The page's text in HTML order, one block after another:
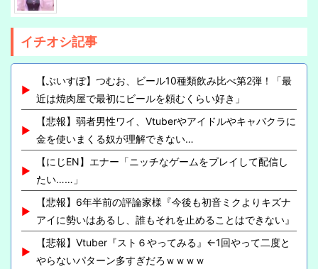
イチオシ記事
【ぶいすぽ】つむお、ビール10種類飲み比べ第2弾！「最
近は焼肉屋で最初にビールを頼むくらい好き」
【悲報】弱者男性ワイ、Vtuberやアイドルやキャバクラに
金を使いまくる奴が理解できない…
【にじEN】エナー「ニッチなゲームをプレイして配信し
たい……」
【悲報】6年半前の評論家様『今後も初音ミクよりキズナ
アイに勢いはあるし、誰もそれを止めることはできない』
【悲報】Vtuber『スト６やってみる』←1回やって二度と
やらないパターン多すぎだろｗｗｗｗ